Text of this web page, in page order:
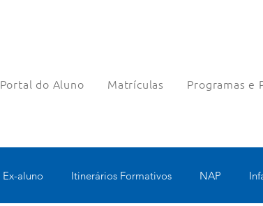
Portal do Aluno Matrículas Programas e
Ex-aluno Itinerários Formativos NAP